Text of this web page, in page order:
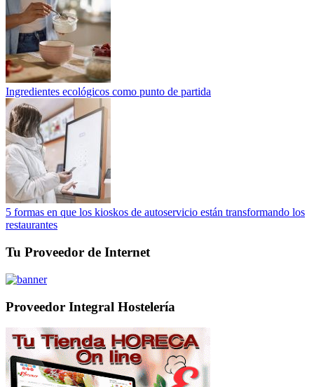
Ingredientes ecológicos como punto de partida
5 formas en que los kioskos de autoservicio están transformando los
restaurantes
Tu Proveedor de Internet
Proveedor Integral Hostelería